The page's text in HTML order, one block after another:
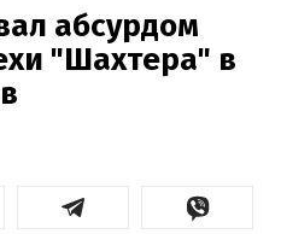
абсурдом
"Шахтера" в